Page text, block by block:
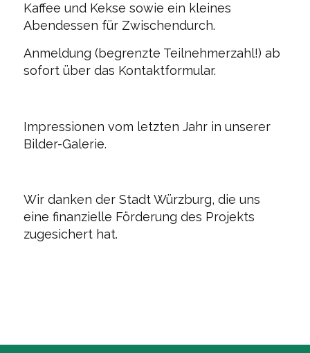
Kaffee und Kekse sowie ein kleines
Abendessen für Zwischendurch.
Anmeldung (begrenzte Teilnehmerzahl!) ab
sofort über das Kontaktformular.
Impressionen vom letzten Jahr in unserer
Bilder-Galerie.
Wir danken der Stadt Würzburg, die uns
eine finanzielle Förderung des Projekts
zugesichert hat.